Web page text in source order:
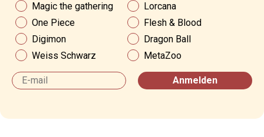
Magic the gathering
Lorcana
One Piece
Flesh & Blood
Digimon
Dragon Ball
Weiss Schwarz
MetaZoo
Email
Anmelden